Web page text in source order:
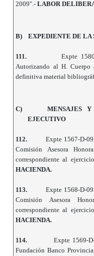
2009".-LABOR
B) EXPEDIENTE DE LA
111.
Expte
Autorizando al H.
definitiva material
C)
MENSAJES Y
EJECUTIVO
112.
Expte 1567-D-
Comisión Asesora
correspondiente al
HACIENDA.
113.
Expte 1568-D-
Comisión Asesora
correspondiente al
HACIENDA.
114.
Expte 1569-
Fundación Banco